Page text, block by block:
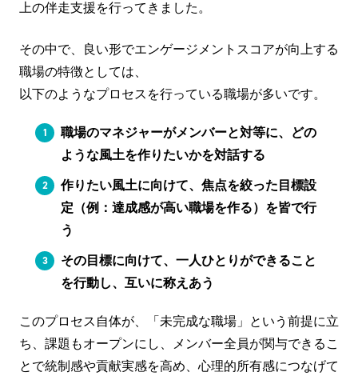
上の伴走支援を行ってきました。
その中で、良い形でエンゲージメントスコアが向上する
職場の特徴としては、
以下のようなプロセスを行っている職場が多いです。
職場のマネジャーがメンバーと対等に、どの
ような風土を作りたいかを対話する
作りたい風土に向けて、焦点を絞った目標設
定（例：達成感が高い職場を作る）を皆で行
う
その目標に向けて、一人ひとりができること
を行動し、互いに称えあう
このプロセス自体が、「未完成な職場」という前提に立
ち、課題もオープンにし、メンバー全員が関与できるこ
とで統制感や貢献実感を高め、心理的所有感につなげて